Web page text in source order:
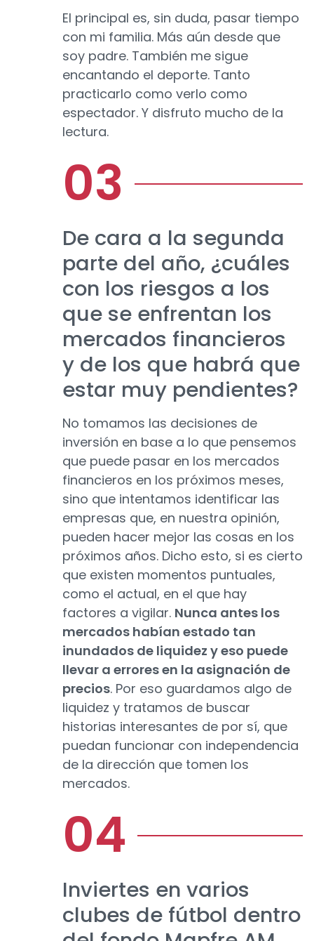
El principal es, sin duda, pasar tiempo
con mi familia. Más aún desde que
soy padre. También me sigue
encantando el deporte. Tanto
practicarlo como verlo como
espectador. Y disfruto mucho de la
lectura.
De cara a la segunda
parte del año, ¿cuáles
con los riesgos a los
que se enfrentan los
mercados financieros
y de los que habrá que
estar muy pendientes?
No tomamos las decisiones de
inversión en base a lo que pensemos
que puede pasar en los mercados
financieros en los próximos meses,
sino que intentamos identificar las
empresas que, en nuestra opinión,
pueden hacer mejor las cosas en los
próximos años. Dicho esto, si es cierto
que existen momentos puntuales,
como el actual, en el que hay
factores a vigilar. Nunca antes los
mercados habían estado tan
inundados de liquidez y eso puede
llevar a errores en la asignación de
precios. Por eso guardamos algo de
liquidez y tratamos de buscar
historias interesantes de por sí, que
puedan funcionar con independencia
de la dirección que tomen los
mercados.
Inviertes en varios
clubes de fútbol dentro